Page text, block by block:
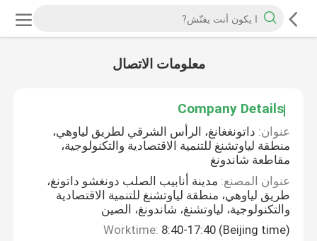
معلومات الاتصال
Company Details
عنوان: داتونغغانغ، الرأس الشرقي لطريق لياوهي،
منطقة لياوتشنغ للتنمية الاقتصادية والتكنولوجية،
مقاطعة شاندونغ
عنوان المصنع: مدينة أنابيب الصلب دونغشو داتونغ،
طريق لياوهي، منطقة لياوتشنغ للتنمية الاقتصادية
والتكنولوجية، لياوتشنغ، شاندونغ، الصين
Worktime: 8:40-17:40 (Beijing time)